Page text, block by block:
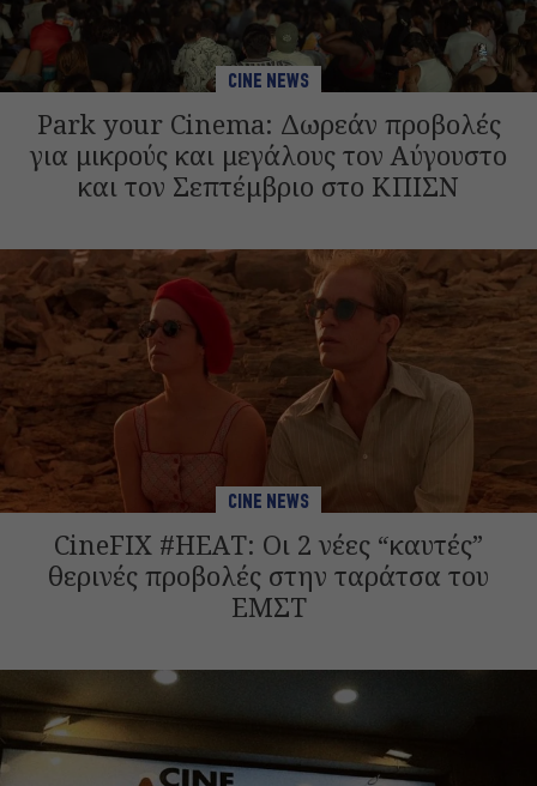
CINE NEWS
Park your Cinema: Δωρεάν προβολές
για μικρούς και μεγάλους τον Αύγουστο
και τον Σεπτέμβριο στο ΚΠΙΣΝ
CINE NEWS
CineFIX #HEAT: Οι 2 νέες “καυτές”
θερινές προβολές στην ταράτσα του
ΕΜΣΤ